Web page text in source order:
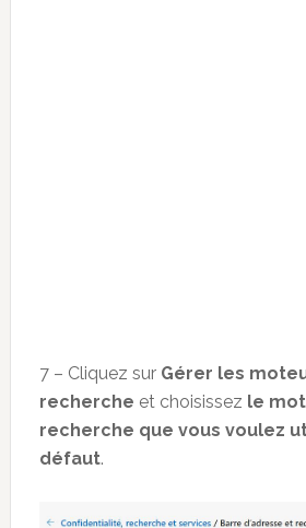
7 – Cliquez sur Gérer les
recherche et choisissez le
recherche que vous voulez
défaut.